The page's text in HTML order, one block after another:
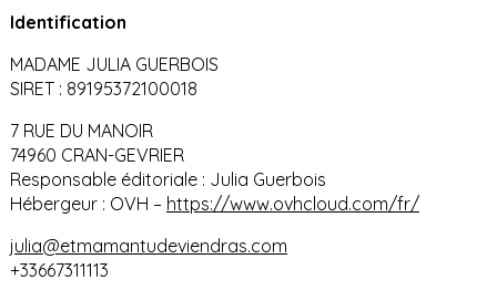
Identification
MADAME JULIA GUERBOIS
SIRET : 89195372100018
7 RUE DU MANOIR
74960 CRAN-GEVRIER
Responsable éditoriale : Julia Guerbois
Hébergeur : OVH – https://www.ovhcloud.com/fr/
julia@etmamantudeviendras.com
+33667311113